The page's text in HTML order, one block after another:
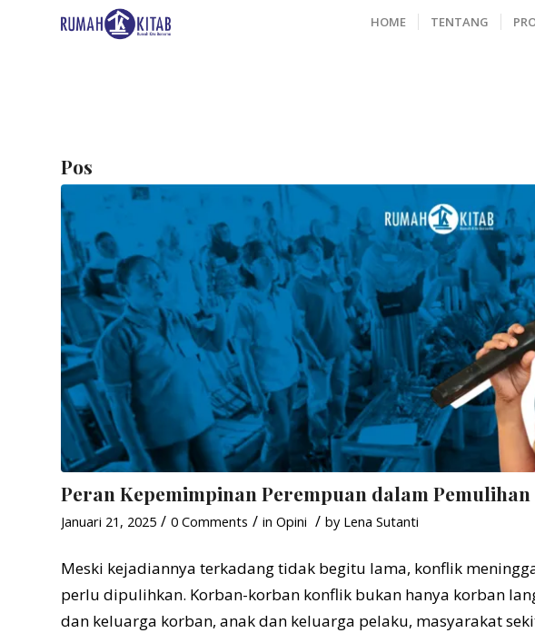
HOME TENTANG
Pos
Peran Kepemimpinan Perempuan dalam
Januari 21, 2025 / 0 Comments / in Opini / by Lena Sutanti
Meski kejadiannya terkadang tidak begitu lama, konflik
perlu dipulihkan. Korban-korban konflik bukan hanya korban
dan keluarga korban, anak dan keluarga pelaku, masyarakat